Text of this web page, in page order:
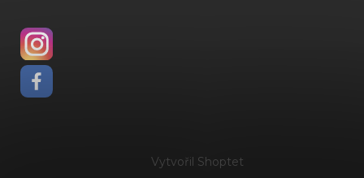
Vytvořil Shoptet